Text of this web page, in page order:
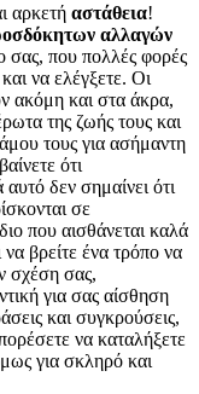
αρκετή αστάθεια!
αλλαγών
σας, που πολλές φορές
να ελέγξετε. Οι
ακόμη και στα άκρα,
της ζωής τους και
τους για ασήμαντη
ότι
δεν σημαίνει ότι
σε
που αισθάνεται καλά
βρείτε ένα τρόπο να
σχέση σας,
για σας αίσθηση
και συγκρούσεις,
να καταλήξετε
για σκληρό και